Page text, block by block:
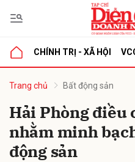
CHÍNH TRỊ - XÃ HỘI
Trang chủ Bất động sản
Hải Phòng điều
nhằm minh
động sản
luận